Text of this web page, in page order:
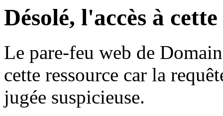
Désolé, l'accès à
Le pare-feu web de
cette ressource car la
jugée suspicieuse.